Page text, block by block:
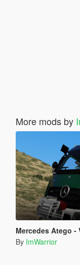
More mods by
Mercedes Atego - Vigili
By ImWarrior